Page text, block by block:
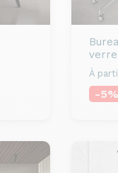
verre
À
-5%